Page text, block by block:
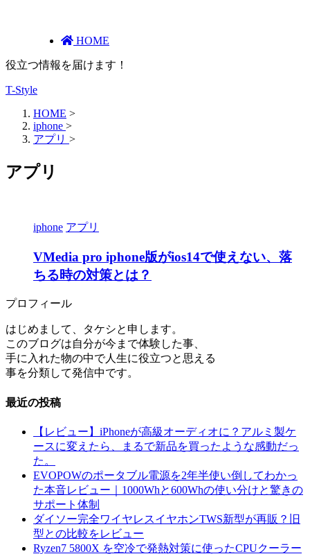
HOME
役立つ情報を届けます！
T-Style
HOME >
iphone >
アプリ >
アプリ
iphone アプリ
VMedia pro iphone版がios14で使えない、落
ちる時の対策とは？
プロフィール
はじめまして、タケシと申します。
このブログは自分が今まで体験した事、
手に入れた物の中で人生に役立つと思える
事を分類して発信中です。
最近の投稿
【レビュー】iPhoneが高級オーディオに？アルミ製ケ
ースに変えたら、まるで新品を買ったような感動だっ
た。
EVOPOWのポータブル電源を2年半使い倒してわかっ
た本音レビュー｜1000Whと600Whの使い分けと驚きの
サポート体制
ダイソー完全ワイヤレスイヤホンTWS新型が再販？旧
型との比較をレビュー
Ryzen7 5800X を空冷で発熱対策に使ったCPUクーラー